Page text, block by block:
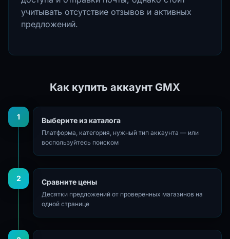
учитывать отсутствие отзывов и активных
предложений.
Как купить аккаунт GMX
1 Выберите из каталога
Платформа, категория, нужный тип аккаунта — или
воспользуйтесь поиском
2 Сравните цены
Десятки предложений от проверенных магазинов на
одной странице